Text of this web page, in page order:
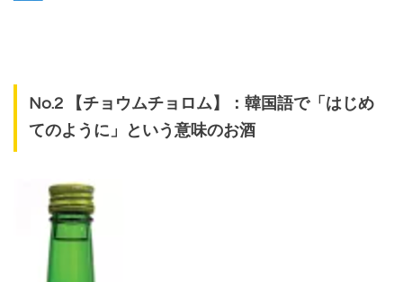
No.2 【チョウムチョロム】：韓国語で「はじめ
てのように」という意味のお酒